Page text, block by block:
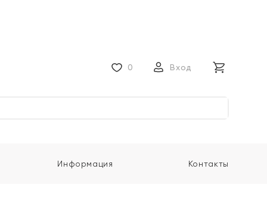
0 Вход
Информация Контакты